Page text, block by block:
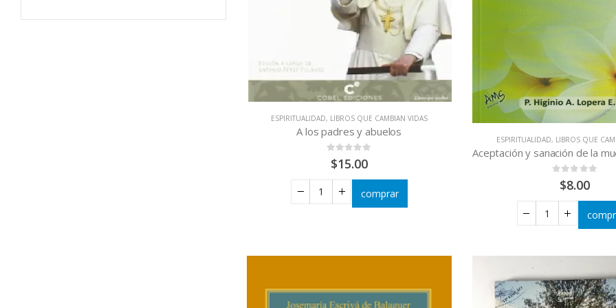
ESPIRITUALIDAD, LIBROS QUE CAMBIAN VIDAS
A los padres y abuelos
out of 5
$15.00
comprar
ESPIRITUALIDAD, LIBROS QUE
out of 5
$8.00